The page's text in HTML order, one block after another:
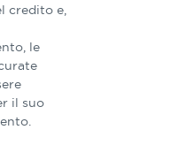
credito e,
le
il suo